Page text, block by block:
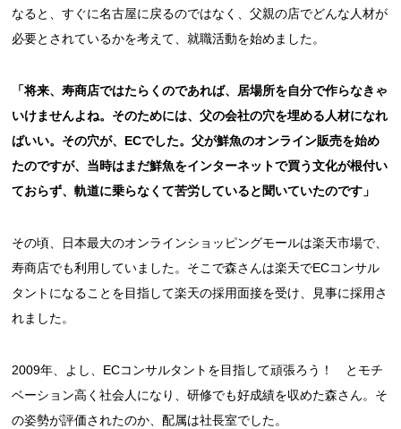
なると、すぐに名古屋に戻るのではなく、父親の店でどんな人材が
必要とされているかを考えて、就職活動を始めました。
「将来、寿商店ではたらくのであれば、居場所を自分で作らなきゃ
いけませんよね。そのためには、父の会社の穴を埋める人材になれ
ばいい。その穴が、ECでした。父が鮮魚のオンライン販売を始め
たのですが、当時はまだ鮮魚をインターネットで買う文化が根付い
ておらず、軌道に乗らなくて苦労していると聞いていたのです」
その頃、日本最大のオンラインショッピングモールは楽天市場で、
寿商店でも利用していました。そこで森さんは楽天でECコンサル
タントになることを目指して楽天の採用面接を受け、見事に採用さ
れました。
2009年、よし、ECコンサルタントを目指して頑張ろう！ とモチ
ベーション高く社会人になり、研修でも好成績を収めた森さん。そ
の姿勢が評価されたのか、配属は社長室でした。